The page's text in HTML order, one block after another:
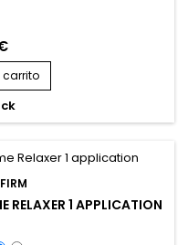
carrito
RELAXER 1 APPLICATION